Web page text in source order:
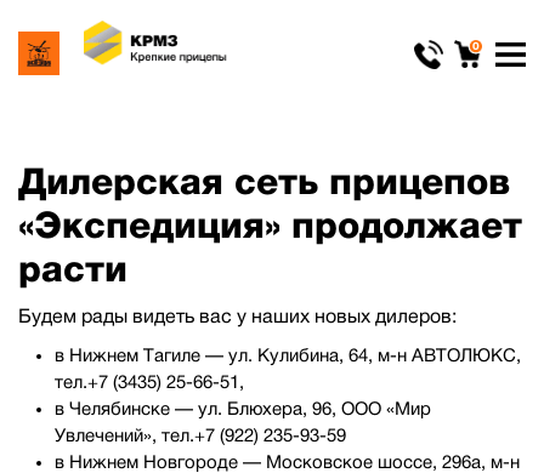
0
Дилерская сеть прицепов
«Экспедиция» продолжает
расти
Будем рады видеть вас у наших новых дилеров:
в Нижнем Тагиле — ул. Кулибина, 64, м-н АВТОЛЮКС,
тел.+7 (3435) 25-66-51,
в Челябинске — ул. Блюхера, 96, ООО «Мир
Увлечений», тел.+7 (922) 235-93-59
в Нижнем Новгороде — Московское шоссе, 296а, м-н